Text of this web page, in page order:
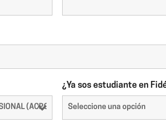
¿Ya sos estudiante en